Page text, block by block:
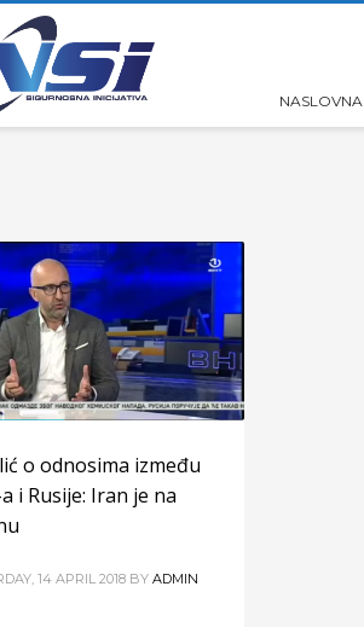
NASLOVNA
o odnosima između
i Rusije: Iran je na
14 APRIL 2018 BY ADMIN